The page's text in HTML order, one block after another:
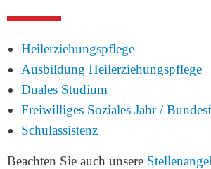
Heilerziehungspflege
Ausbildung Heilerziehungspflege
Duales Studium
Freiwilliges Soziales Jahr /
Schulassistenz
Beachten Sie auch unsere